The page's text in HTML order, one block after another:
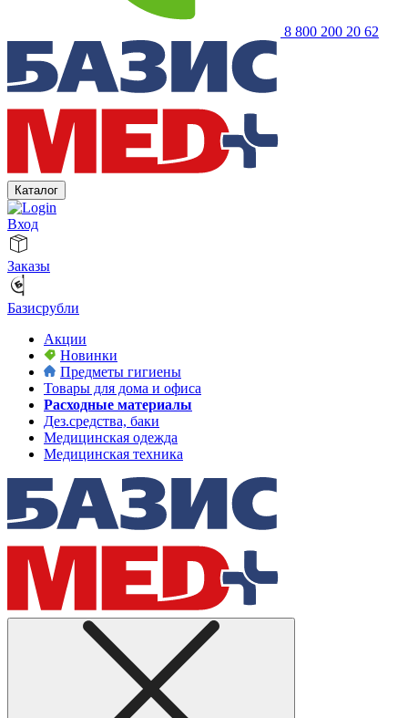
8 800 200 20 62
Каталог
Вход
Заказы
Базисрубли
Акции
Новинки
Предметы гигиены
Товары для дома и офиса
Расходные материалы
Дез.средства, баки
Медицинская одежда
Медицинская техника